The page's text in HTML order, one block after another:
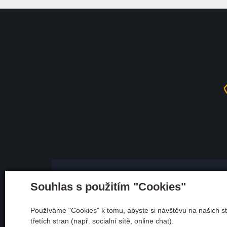
Souhlas s použitím "Cookies"
Používáme "Cookies" k tomu, abyste si návštěvu na našich
třetích stran (např. socialní sítě, online chat).
Adresa
Andělská 600/10 28401